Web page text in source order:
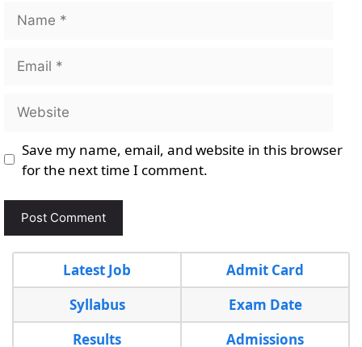
Name
Email
Website
Save my name, email, and website in this browser
for the next time I comment.
Latest Job
Admit Card
Syllabus
Exam Date
Results
Admissions